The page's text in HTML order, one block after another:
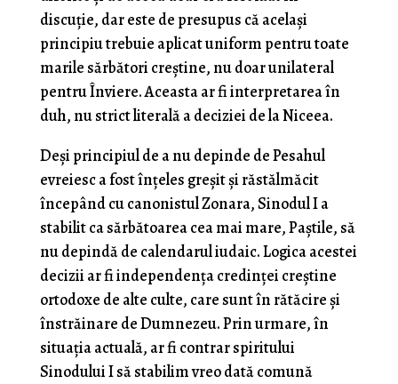
discuție, dar este de presupus că același
principiu trebuie aplicat uniform pentru toate
marile sărbători creștine, nu doar unilateral
pentru Înviere. Aceasta ar fi interpretarea în
duh, nu strict literală a deciziei de la Niceea.
Deși principiul de a nu depinde de Pesahul
evreiesc a fost înțeles greșit și răstălmăcit
începând cu canonistul Zonara, Sinodul I a
stabilit ca sărbătoarea cea mai mare, Paștile, să
nu depindă de calendarul iudaic. Logica acestei
decizii ar fi independența credinței creștine
ortodoxe de alte culte, care sunt în rătăcire și
înstrăinare de Dumnezeu. Prin urmare, în
situația actuală, ar fi contrar spiritului
Sinodului I să stabilim vreo dată comună